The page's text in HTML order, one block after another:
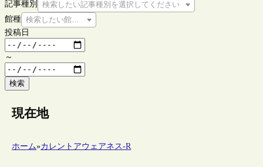
記事種別
検索したい記事種別を選択してください
館種 検索したい館種を選択してください
投稿日
～
検索
現在地
ホーム»カレントアウェアネス-R